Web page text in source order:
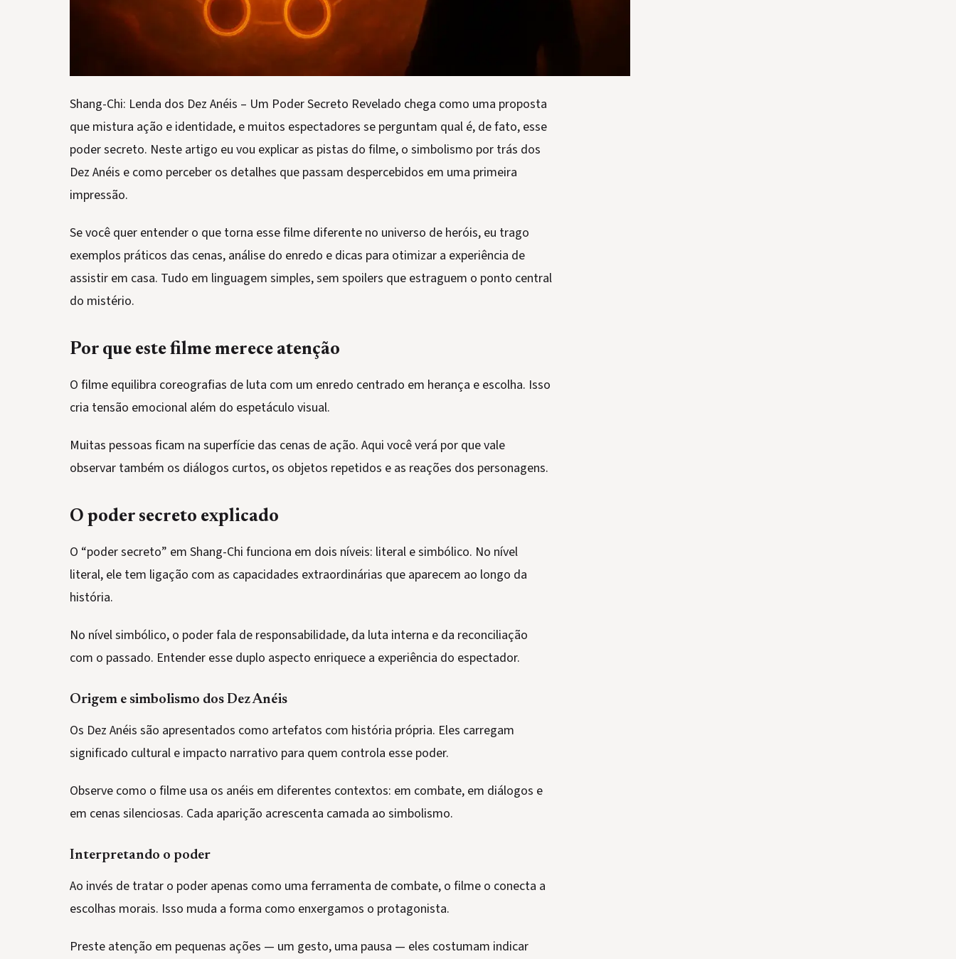
Shang-Chi: Lenda dos Dez Anéis – Um Poder Secreto Revelado chega como uma proposta
que mistura ação e identidade, e muitos espectadores se perguntam qual é, de fato, esse
poder secreto. Neste artigo eu vou explicar as pistas do filme, o simbolismo por trás dos
Dez Anéis e como perceber os detalhes que passam despercebidos em uma primeira
impressão.
Se você quer entender o que torna esse filme diferente no universo de heróis, eu trago
exemplos práticos das cenas, análise do enredo e dicas para otimizar a experiência de
assistir em casa. Tudo em linguagem simples, sem spoilers que estraguem o ponto central
do mistério.
Por que este filme merece atenção
O filme equilibra coreografias de luta com um enredo centrado em herança e escolha. Isso
cria tensão emocional além do espetáculo visual.
Muitas pessoas ficam na superfície das cenas de ação. Aqui você verá por que vale
observar também os diálogos curtos, os objetos repetidos e as reações dos personagens.
O poder secreto explicado
O “poder secreto” em Shang-Chi funciona em dois níveis: literal e simbólico. No nível
literal, ele tem ligação com as capacidades extraordinárias que aparecem ao longo da
história.
No nível simbólico, o poder fala de responsabilidade, da luta interna e da reconciliação
com o passado. Entender esse duplo aspecto enriquece a experiência do espectador.
Origem e simbolismo dos Dez Anéis
Os Dez Anéis são apresentados como artefatos com história própria. Eles carregam
significado cultural e impacto narrativo para quem controla esse poder.
Observe como o filme usa os anéis em diferentes contextos: em combate, em diálogos e
em cenas silenciosas. Cada aparição acrescenta camada ao simbolismo.
Interpretando o poder
Ao invés de tratar o poder apenas como uma ferramenta de combate, o filme o conecta a
escolhas morais. Isso muda a forma como enxergamos o protagonista.
Preste atenção em pequenas ações — um gesto, uma pausa — eles costumam indicar